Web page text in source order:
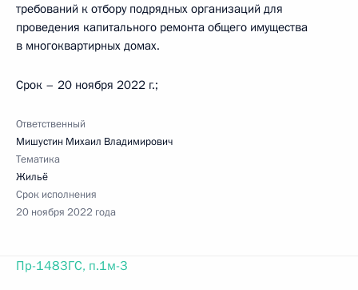
требований к отбору подрядных организаций для
проведения капитального ремонта общего имущества
в многоквартирных домах.
Срок – 20 ноября 2022 г.;
Ответственный
Мишустин Михаил Владимирович
Тематика
Жильё
Срок исполнения
20 ноября 2022 года
Пр-1483ГС, п.1м-3